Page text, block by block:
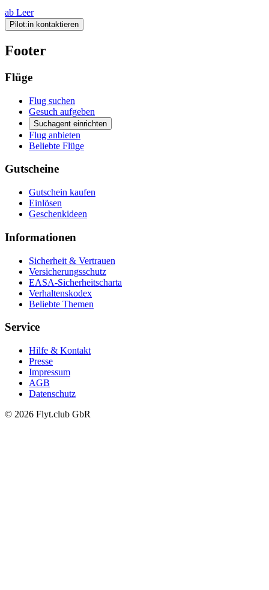
ab Leer
Pilot:in kontaktieren
Footer
Flüge
Flug suchen
Gesuch aufgeben
Suchagent einrichten
Flug anbieten
Beliebte Flüge
Gutscheine
Gutschein kaufen
Einlösen
Geschenkideen
Informationen
Sicherheit & Vertrauen
Versicherungsschutz
EASA-Sicherheitscharta
Verhaltenskodex
Beliebte Themen
Service
Hilfe & Kontakt
Presse
Impressum
AGB
Datenschutz
© 2026 Flyt.club GbR